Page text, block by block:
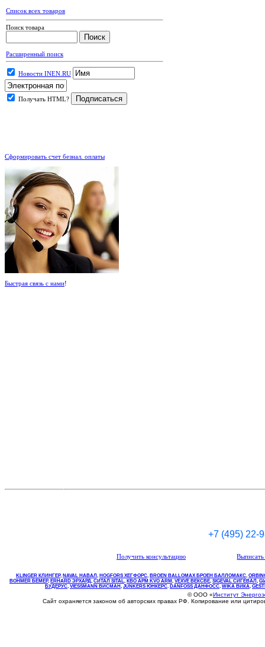
Список всех товаров
Поиск товара
Расширенный поиск
Новости INEN.RU
Получать HTML?
Сформировать счет безнал. оплаты
Быстрая связь с нами!
+7 (495) 22-
Получить консультацию
KLINGER КЛИНГЕР, NAVAL НАВАЛ , НOGFORS ХЕГФОРС, BROEN BALLOMAX БРОЕН БАЛЛОМАКС,
BOHMER БЕМЕР, ERHARD ЭРХАРД, СИТАЛ SITAL, КВО АРМ KVO ARM, VEXVE ВЕКСВЕ, SIGEVAL СИГЕВАЛ ,
БУДЕРУС, VIESSMANN ВИСМАН , JUNKERS ЮНКЕРС. DANFOSS ДАНФОСС, WIKA ВИКА,
© ООО «Институт
Сайт охраняется законом об авторских правах РФ. Копирование или